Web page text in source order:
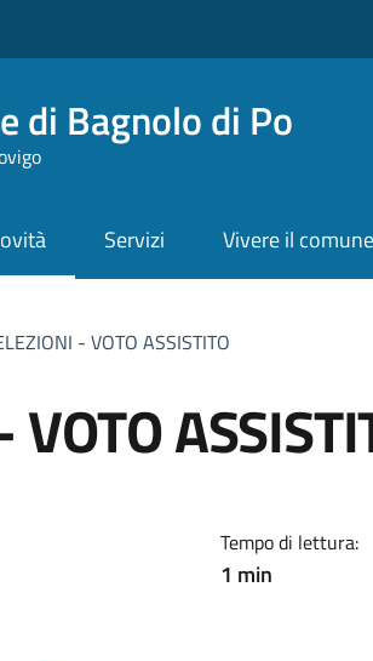
di Bagnolo di Po
Servizi Vivere il comune
- VOTO ASSISTITO
Tempo di lettura:
1 min